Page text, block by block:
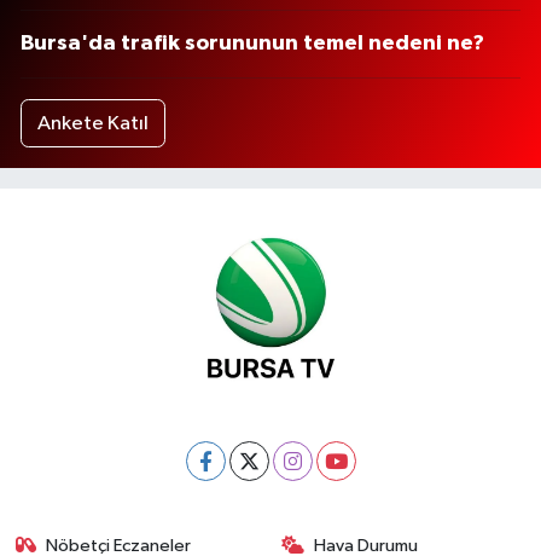
Bursa'da trafik sorununun temel nedeni ne?
Ankete Katıl
Nöbetçi Eczaneler Hava Durumu